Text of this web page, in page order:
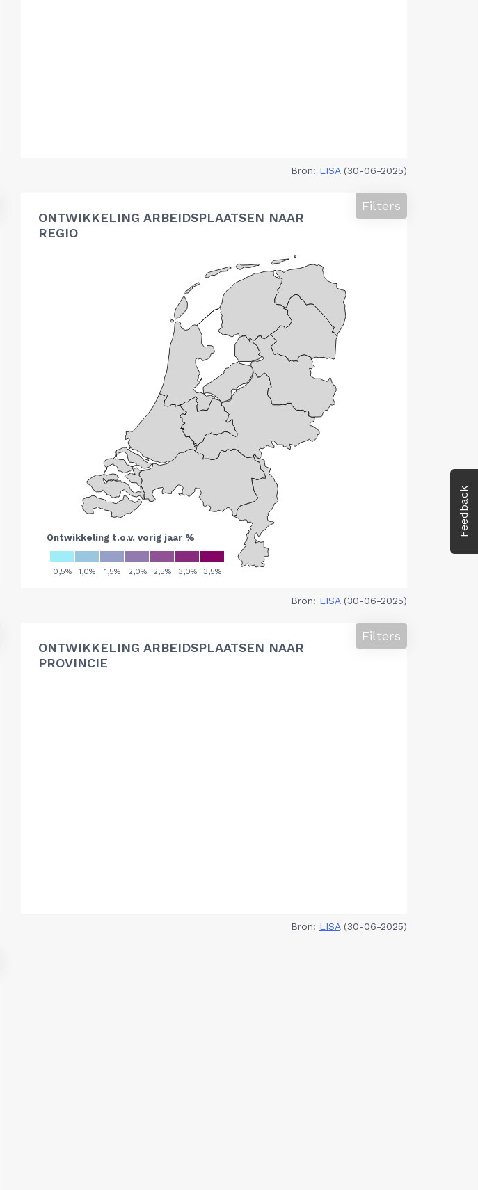
Feedback
Bron: LISA(30-06-2025)
ONTWIKKELING ARBEIDSPLAATSEN NAAR
REGIO
Filters
Bron: LISA(30-06-2025)
ONTWIKKELING ARBEIDSPLAATSEN NAAR
PROVINCIE
Filters
Bron: LISA(30-06-2025)